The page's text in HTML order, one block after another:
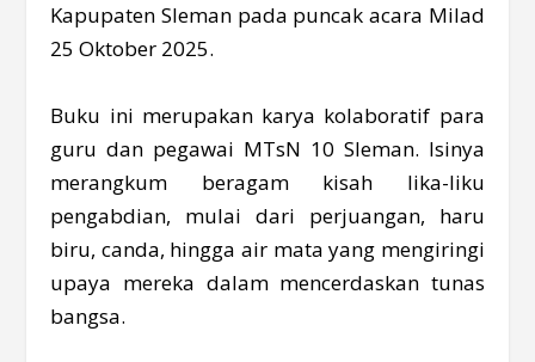
Kapupaten Sleman pada puncak acara Milad
25 Oktober 2025.
Buku ini merupakan karya kolaboratif para
guru dan pegawai MTsN 10 Sleman. Isinya
merangkum beragam kisah lika-liku
pengabdian, mulai dari perjuangan, haru
biru, canda, hingga air mata yang mengiringi
upaya mereka dalam mencerdaskan tunas
bangsa.